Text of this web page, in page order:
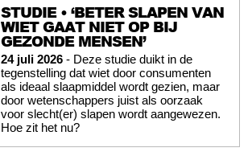
STUDIE • ‘BETER SLAPEN VAN
WIET GAAT NIET OP BIJ
GEZONDE MENSEN’
24 juli 2026 - Deze studie duikt in de
tegenstelling dat wiet door consumenten
als ideaal slaapmiddel wordt gezien, maar
door wetenschappers juist als oorzaak
voor slecht(er) slapen wordt aangewezen.
Hoe zit het nu?